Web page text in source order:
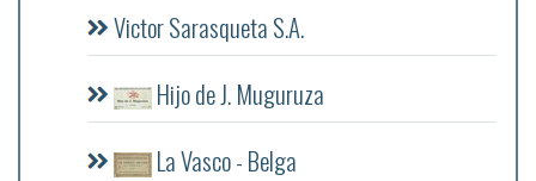
Victor Sarasqueta S.A.
Hijo de J. Muguruza
La Vasco - Belga